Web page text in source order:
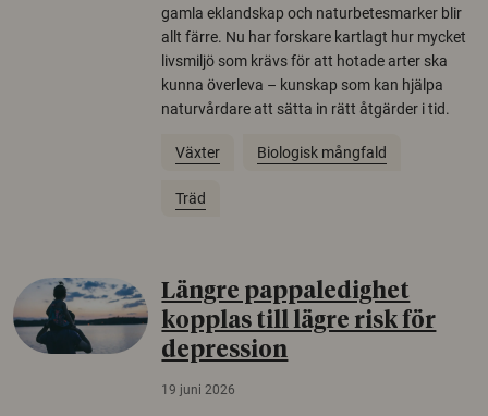
gamla eklandskap och naturbetesmarker blir
allt färre. Nu har forskare kartlagt hur mycket
livsmiljö som krävs för att hotade arter ska
kunna överleva – kunskap som kan hjälpa
naturvårdare att sätta in rätt åtgärder i tid.
Växter Biologisk mångfald
Träd
Längre pappaledighet
kopplas till lägre risk för
depression
19 juni 2026